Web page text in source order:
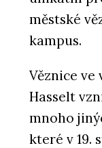
městské
kampus.
Věznice ve
Hasselt
mnoho
které v 19.